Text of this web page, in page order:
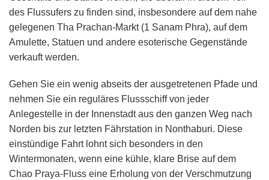
des Flussufers zu finden sind, insbesondere auf dem nahe
gelegenen Tha Prachan-Markt (1 Sanam Phra), auf dem
Amulette, Statuen und andere esoterische Gegenstände
verkauft werden.
Gehen Sie ein wenig abseits der ausgetretenen Pfade und
nehmen Sie ein reguläres Flussschiff von jeder
Anlegestelle in der Innenstadt aus den ganzen Weg nach
Norden bis zur letzten Fährstation in Nonthaburi. Diese
einstündige Fahrt lohnt sich besonders in den
Wintermonaten, wenn eine kühle, klare Brise auf dem
Chao Praya-Fluss eine Erholung von der Verschmutzung